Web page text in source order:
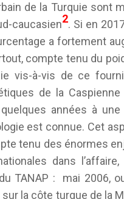
de la Turquie sont
caucasien2. Si en
a fortement
compte tenu du
vis-à-vis de ce
de la
années à
est connue. Cet
tenu des énormes
dans
TANAP : mai 2006,
la côte turque de la